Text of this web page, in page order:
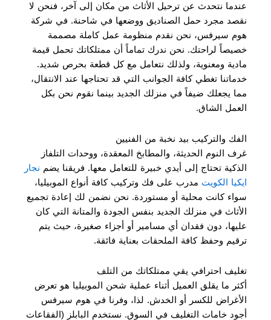
عندما نتحدث عن ترحيل الأثاث من مكان إلى آخر، فنحن لا
نقصد مجرد حمل الصناديق ووضعها في شاحنة. في شركة
هوم سيرفس، نحن نقدم منظومة عمل كاملة مصممة
خصيصاً لراحتك. نحن ندرك تماماً أن ممتلكاتك تحمل قيمة
مادية ومعنوية، ولذلك نتعامل مع كل قطعة بحرص شديد.
خدماتنا تغطي كافة الجوانب التي قد تحتاجها عند الانتقال،
مما يجعلك ضيفاً في منزلك الجديد بينما نقوم نحن بكل
العمل الشاق.
الفك والتركيب بيد نخبة من الفنيين
غرف النوم الحديثة، والمطابخ المعقدة، ووحدات التلفاز
الذكية تحتاج إلى أيدي خبيرة للتعامل معها. فريقنا يضم نجار
ايكيا الكويت مدرب على فك وتركيب كافة أنواع الموبيليا،
سواء كانت محلية أو مستوردة. نحن نضمن لك إعادة تجميع
الأثاث في منزلك الجديد بنفس الجودة والمتانة التي كان
عليها، دون فقدان أي مسامير أو أجزاء صغيرة، حيث يتم
ترقيم وحفظ كافة الملحقات بعناية فائقة.
تغليف احترافي يقي ممتلكاتك من التلف
أكثر ما يقلق العميل أثناء عملية شحن الموبيليا هو تعرض
الأغراض للكسر أو الخدش. لذا، وفرنا في هوم سيرفس
أجود خامات التغليف في السوق. نستخدم البابلز (الفقاعات